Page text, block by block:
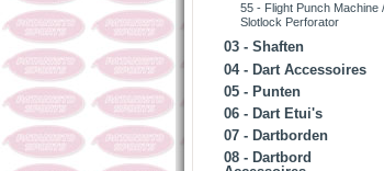
55 - Flight Punch Machine /
Slotlock Perforator
03 - Shaften
04 - Dart Accessoires
05 - Punten
06 - Dart Etui's
07 - Dartborden
08 - Dartbord